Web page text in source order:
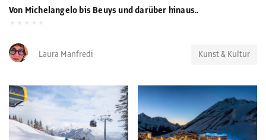
Von Michelangelo bis Beuys und darüber hinaus..
Laura Manfredi Kunst & Kultur